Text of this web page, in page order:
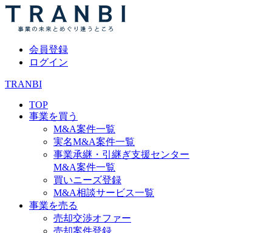
会員登録
ログイン
TRANBI
TOP
事業を買う
M&A案件一覧
実名M&A案件一覧
事業承継・引継ぎ支援センター
M&A案件一覧
買いニーズ登録
M&A相談サービス一覧
事業を売る
売却交渉オファー
売却案件登録